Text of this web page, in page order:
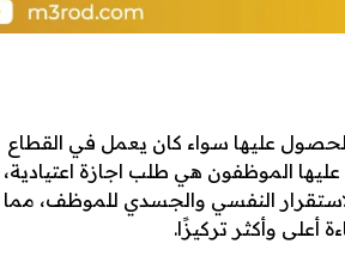
عليها سواء كان يعمل في القطاع
الموظفون هي طلب اجازة اعتيادية،
الاستقرار النفسي والجسدي للموظف، مما
أعلى وأكثر تركيزًا.